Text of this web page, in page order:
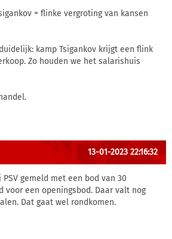
= flinke vergroting van kansen
kamp Tsigankov krijgt een flink
Zo houden we het salarishuis
13-01-2023 22:16:32
gemeld met een bod van 30
voor een openingsbod. Daar valt nog
Dat gaat wel rondkomen.